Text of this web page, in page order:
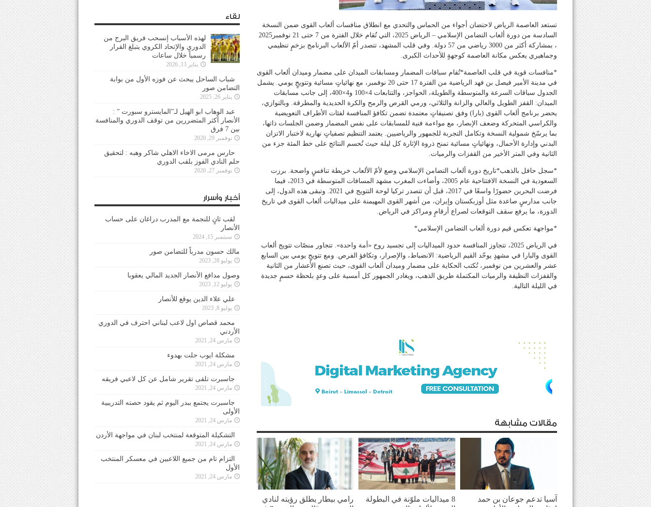
تستعد العاصمة الرياض لاحتضان أجواء من الحماس والتحدي مع انطلاق منافسات ألعاب القوى ضمن النسخة
السادسة من دورة ألعاب التضامن الإسلامي – الرياض 2025، التي تُقام خلال الفترة من 7 حتى 21 نوفمبر2025
، بمشاركة أكثر من 3000 رياضي من 57 دولة. وفي قلب المشهد، تتصدر أمّ الألعاب البرنامج بزخمٍ تنظيمي
وجماهيري يعكس مكانة العاصمة كوجهةٍ للأحداث الكبرى.
*منافسات قوية في قلب العاصمة* تُقام سباقات المضمار ومسابقات الميدان على مضمار وميدان ألعاب القوى
في مدينة الأمير فيصل بن فهد الرياضية من الفترة 17 حتى 20 نوفمبر، مع نهائياتٍ مسائية وتتويجٍ يومي. يشمل
الجدول سباقات السرعة والمتوسطة والطويلة، الحواجز، والتتابعات 4×100 و4×400، إلى جانب مسابقات
الميدان: القفز الطويل والعالي والزانة والثلاثي، ورمي القرص والرمح والكرة الحديدية والمطرقة. وبالتوازي،
يحضر برنامج ألعاب القوى (بارا) وفق تصنيفاتٍ معتمدة تضمن تكافؤ المنافسة لفئات الأطراف التعويضية
والكراسي المتحركة وضعف الإبصار، مع مواءمة فنية للمسابقات على نفس المضمار وضمن الجلسات ذاتها،
بما يرسّخ شمولية النسخة وتكامل التجربة للجمهور والرياضيين. يعتمد التنظيم تصفياتٍ نهارية لاختبار الاتزان
البدني وإدارة الأحمال، ونهائياتٍ مسائية تمنح ذروة الإثارة كل ليلة حيث تُحسم النتائج على خط المئة جزء من
الثانية وفي المتر الأخير من القفزات والرميات.
*سجل حافل بالذهب* تاريخ دورة ألعاب التضامن الإسلامي وضع لأمّ الألعاب خريطة تنافسٍ واضحة. برزت
السعودية في النسخة الافتتاحية عام 2005، وأضاءت المغرب مشهد المسافات المتوسطة في 2013، فيما
فرضت البحرين حضورًا واسعًا في 2017، قبل أن تتصدر تركيا لوحة التتويج في 2021. وتبقى هذه الدول، إلى
جانب مدارسٍ صاعدة مثل أوزبكستان وإيران، من أشهر القوى المهيمنة على ميداليات ألعاب القوى في تاريخ
الدورة، ما يرفع سقف التوقعات لصراع أرقامٍ ومراكز في الرياض.
*مواجهة تعكس قيم دورة ألعاب التضامن الإسلامي*
في الرياض 2025، تتجاوز المنافسة حدود الميداليات إلى تجسيد روح «أمة واحدة». تتجاور منصّات تتويج ألعاب
القوى والبارا في مشهدٍ يوحّد القيم الرياضية: الانضباط، والإصرار، وتكافؤ الفرص. ومع تتويجٍ يومي بين السابع
عشر والعشرين من نوفمبر، تُكتب الحكاية على مضمار وميدان ألعاب القوى، حيث تصنع الأعشار من الثانية
والقفزات النظيفة والرميات المكتملة طريق الذهب، ويغادر الجمهور كل أمسية على وعدٍ بلحظة حسمٍ جديدة
في الليلة التالية.
مقالات مشابهة
آسيا تدعم جوعان بن حمد
8 ميداليات ملوّنة في البطولة
رامي بيطار يطلق رؤيته لنادي
لقاء
لهذه الأسباب إنسحب فريق البرج من
الدوري والإتحاد الكروي يتبلغ القرار
رسمياً خلال ساعات
يناير 13, 2026
شباب الساحل يبحث عن فوزه الأول من بوابة
التضامن صور
يناير 26, 2025
عبد الوهاب ابو الهيل لـ”المايسترو سبورت ” :
الأنصار أكثر المتضررين من توقف الدوري والمنافسة
بين 7 فرق
نوفمبر 29, 2020
حارس مرمى الاخاء الاهلي شاكر وهبه : لتحقيق
حلم النادي الفوز بلقب الدوري
نوفمبر 27, 2020
أخبار وأسرار
لقب ثانٍ للنجمة مع المدرب دراغان على حساب
الأنصار
سبتمبر 15, 2024
مالك حسون مدرباً للتضامن صور
يوليو 28, 2023
وصول مدافع الأنصار الجديد المالي يعقوبا
يوليو 12, 2023
علي علاء الدين يوقع للأنصار
يوليو 8, 2023
محمد قصاص اول لاعب لبناني احترف في الدوري
الأردني
مارس 24, 2021
مشكلة ايوب حلت بهدوء
مارس 24, 2021
جاسبرت تلقى تقرير شامل عن كل لاعبي فريقه
مارس 24, 2021
جاسبرت يجتمع ببدر اليوم ثم يقود حصته التدريبية
الأولى
مارس 24, 2021
التشكيلة المتوقعة لمنتخب لبنان في مواجهة الأردن
مارس 24, 2021
التزام تام من جميع اللاعبين في معسكر المنتخب
الأول
مارس 24, 2021